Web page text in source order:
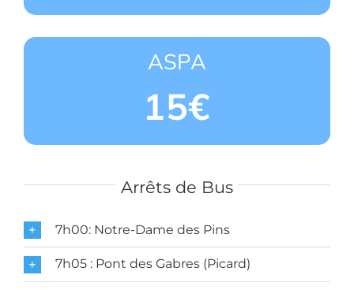
ASPA
15€
Arrêts de Bus
7h00: Notre-Dame des Pins
7h05 : Pont des Gabres (Picard)